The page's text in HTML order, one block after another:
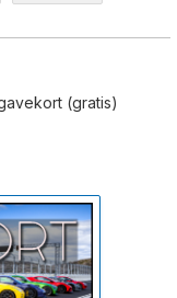
(gratis)